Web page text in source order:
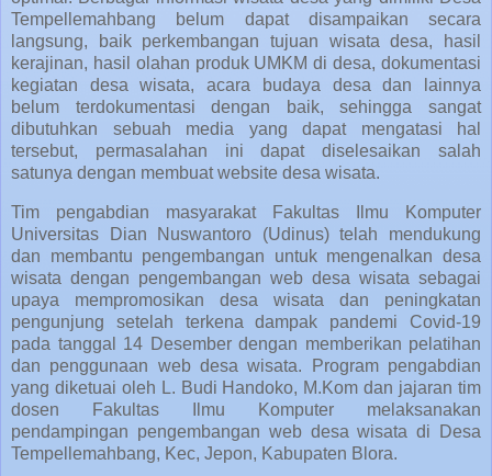
Tempellemahbang belum dapat disampaikan secara
langsung, baik perkembangan tujuan wisata desa, hasil
kerajinan, hasil olahan produk UMKM di desa, dokumentasi
kegiatan desa wisata, acara budaya desa dan lainnya
belum terdokumentasi dengan baik, sehingga sangat
dibutuhkan sebuah media yang dapat mengatasi hal
tersebut, permasalahan ini dapat diselesaikan salah
satunya dengan membuat website desa wisata.
Tim pengabdian masyarakat Fakultas Ilmu Komputer
Universitas Dian Nuswantoro (Udinus) telah mendukung
dan membantu pengembangan untuk mengenalkan desa
wisata dengan pengembangan web desa wisata sebagai
upaya mempromosikan desa wisata dan peningkatan
pengunjung setelah terkena dampak pandemi Covid-19
pada tanggal 14 Desember dengan memberikan pelatihan
dan penggunaan web desa wisata. Program pengabdian
yang diketuai oleh L. Budi Handoko, M.Kom dan jajaran tim
dosen Fakultas Ilmu Komputer melaksanakan
pendampingan pengembangan web desa wisata di Desa
Tempellemahbang, Kec, Jepon, Kabupaten Blora.